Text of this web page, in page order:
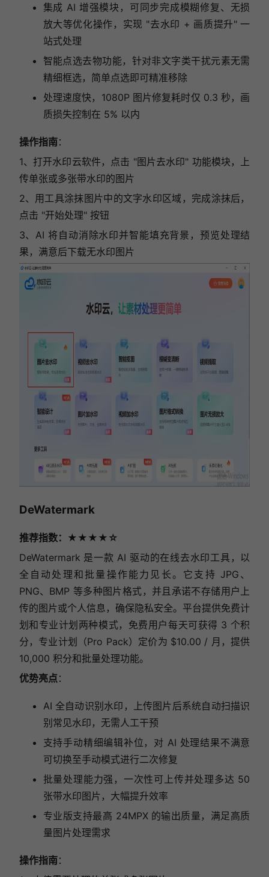
集成 AI 增强模块，可同步完成模糊修复、无损
放大等优化操作，实现 "去水印 + 画质提升" 一
站式处理
智能点选去物功能，针对非文字类干扰元素无需
精细框选，简单点选即可精准移除
处理速度快，1080P 图片修复耗时仅 0.3 秒，画
质损失控制在 5% 以内
操作指南：
1、打开水印云软件，点击 "图片去水印" 功能模块，上
传单张或多张带水印的图片
2、用工具涂抹图片中的文字水印区域，完成涂抹后，
点击 "开始处理" 按钮
3、AI 将自动消除水印并智能填充背景，预览处理结
果，满意后下载无水印图片
DeWatermark
推荐指数：★★★★☆
DeWatermark 是一款 AI 驱动的在线去水印工具，以
全自动处理和批量操作能力见长。它支持 JPG、
PNG、BMP 等多种图片格式，并且承诺不存储用户上
传的图片或个人信息，确保隐私安全。平台提供免费计
划和专业计划两种模式，免费用户每天可获得 3 个积
分，专业计划（Pro Pack）定价为 $10.00 / 月，提供
10,000 积分和批量处理功能。
优势亮点 ：
AI 全自动识别水印，上传图片后系统自动扫描识
别常见水印，无需人工干预
支持手动精细编辑补位，对 AI 处理结果不满意
可切换至手动模式进行二次修复
批量处理能力强，一次性可上传并处理多达 50
张带水印图片，大幅提升效率
专业版支持最高 24MPX 的输出质量，满足高质
量图片处理需求
操作指南：